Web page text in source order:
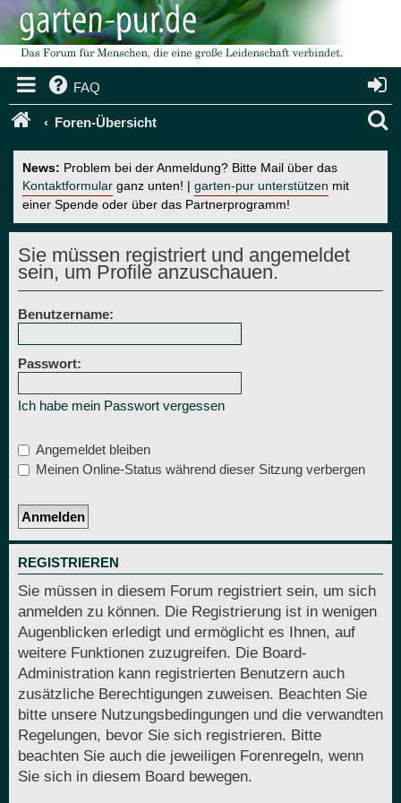
FAQ
Foren-Übersicht
News: Problem bei der Anmeldung? Bitte Mail über das
Kontaktformular ganz unten! | garten-pur unterstützen mit
einer Spende oder über das Partnerprogramm!
Sie müssen registriert und angemeldet
sein, um Profile anzuschauen.
Benutzername:
Passwort:
Ich habe mein Passwort vergessen
Angemeldet bleiben
Meinen Online-Status während dieser Sitzung verbergen
REGISTRIEREN
Sie müssen in diesem Forum registriert sein, um sich
anmelden zu können. Die Registrierung ist in wenigen
Augenblicken erledigt und ermöglicht es Ihnen, auf
weitere Funktionen zuzugreifen. Die Board-
Administration kann registrierten Benutzern auch
zusätzliche Berechtigungen zuweisen. Beachten Sie
bitte unsere Nutzungsbedingungen und die verwandten
Regelungen, bevor Sie sich registrieren. Bitte
beachten Sie auch die jeweiligen Forenregeln, wenn
Sie sich in diesem Board bewegen.